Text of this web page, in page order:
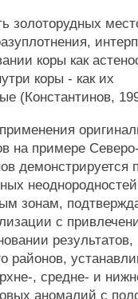
золоторудных
коры как
коры - как их
(Константинов,
на примере
демонстрируется
зонам,
с
районов,
, средне- и
аномалий с